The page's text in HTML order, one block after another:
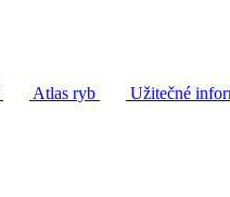
Atlas ryb Užitečné